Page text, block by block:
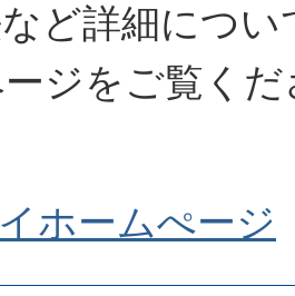
ど詳細につ
ジをご覧くだ
ホームぺージ